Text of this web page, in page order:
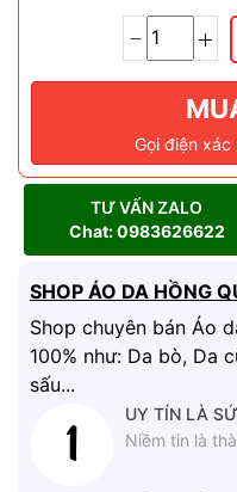
Gọi điện
TƯ VẤN ZALO
Chat: 0983626622
SHOP ÁO DA HỒNG
Shop chuyên bán Áo
100% như: Da bò, Da
sấu...
UY TÍN LÀ
Niềm tin là